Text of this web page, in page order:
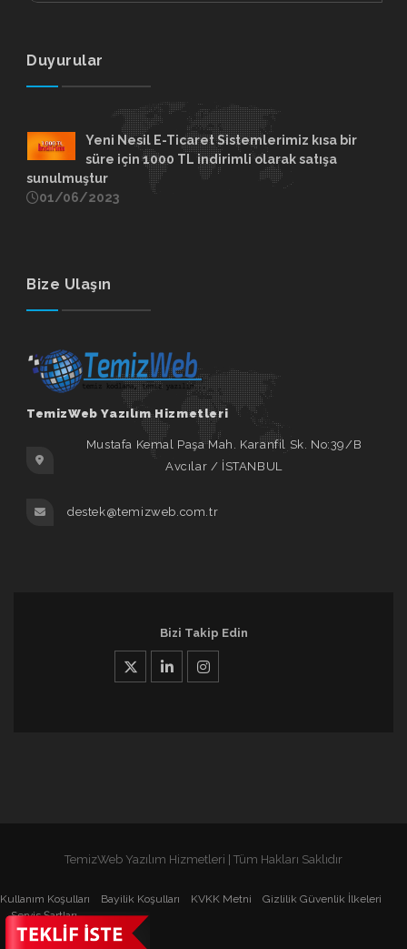
Duyurular
Yeni Nesil E-Ticaret Sistemlerimiz kısa bir
süre için 1000 TL indirimli olarak satışa
sunulmuştur
01/06/2023
Bize Ulaşın
TemizWeb Yazılım Hizmetleri
Mustafa Kemal Paşa Mah. Karanfil Sk. No:39/B
Avcılar / İSTANBUL
destek@temizweb.com.tr
Bizi Takip Edin
TemizWeb Yazılım Hizmetleri | Tüm Hakları Saklıdır
Kullanım Koşulları Bayilik Koşulları KVKK Metni
Gizlilik Güvenlik İlkeleri
Servis Şartları